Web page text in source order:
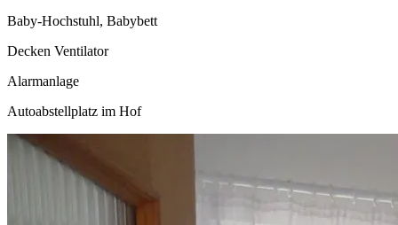
Baby-Hochstuhl, Babybett
Decken Ventilator
Alarmanlage
Autoabstellplatz im Hof